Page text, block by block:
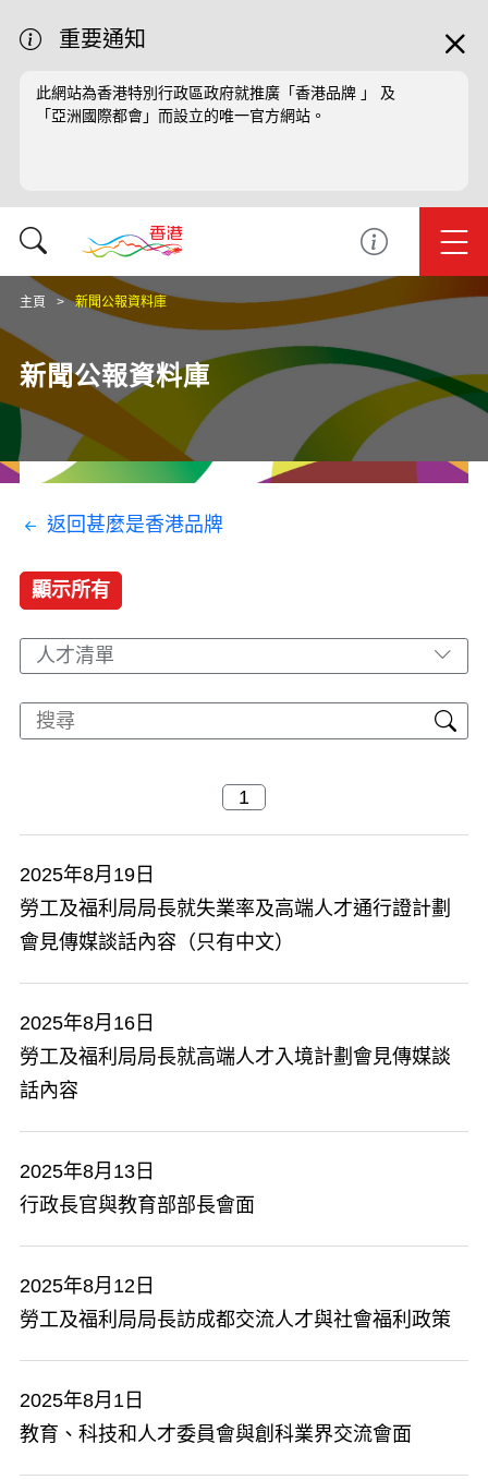
重要通知
此網站為香港特別行政區政府就推廣「香港品牌 」 及
「亞洲國際都會」而設立的唯一官方網站。
主頁 新聞公報資料庫
新聞公報資料庫
返回甚麼是香港品牌
顯示所有
人才清單
2025年8月19日
勞工及福利局局長就失業率及高端人才通行證計劃
會見傳媒談話內容（只有中文）
2025年8月16日
勞工及福利局局長就高端人才入境計劃會見傳媒談
話內容
2025年8月13日
行政長官與教育部部長會面
2025年8月12日
勞工及福利局局長訪成都交流人才與社會福利政策
2025年8月1日
教育、科技和人才委員會與創科業界交流會面